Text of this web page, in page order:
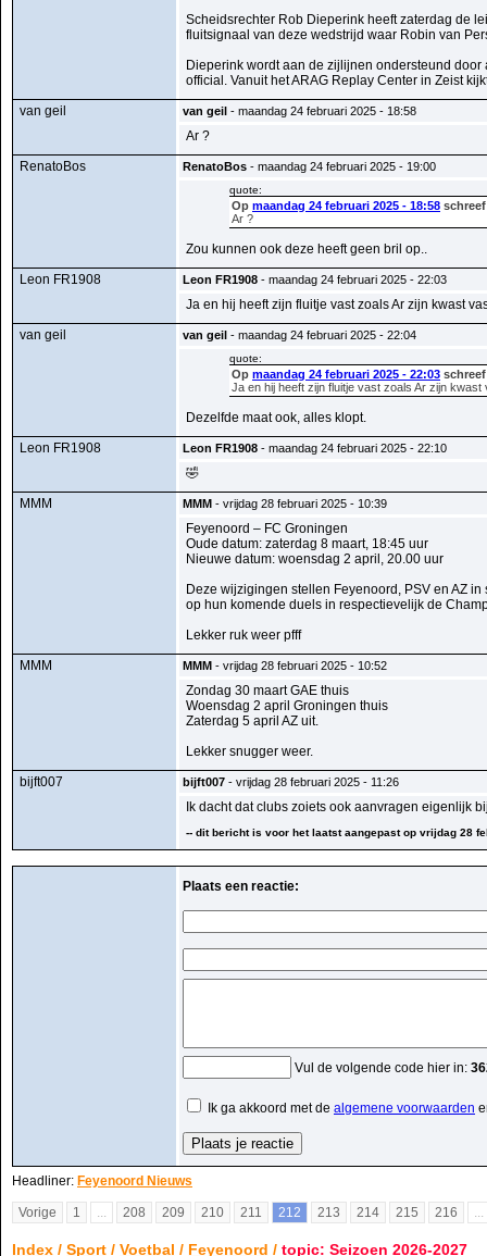
Scheidsrechter Rob Dieperink heeft zaterdag de
fluitsignaal van deze wedstrijd waar Robin van
Dieperink wordt aan de zijlijnen ondersteund
official. Vanuit het ARAG Replay Center in Zeist
van geil
van geil - maandag 24 februari 2025 - 18:58
Ar ?
RenatoBos
RenatoBos - maandag 24 februari 2025 - 19:00
quote:
Op maandag 24 februari 2025 - 18:58
Ar ?
Zou kunnen ook deze heeft geen bril op..
Leon FR1908
Leon FR1908 - maandag 24 februari 2025 - 22:03
Ja en hij heeft zijn fluitje vast zoals Ar zijn kwast
van geil
van geil - maandag 24 februari 2025 - 22:04
quote:
Op maandag 24 februari 2025 - 22:03
Ja en hij heeft zijn fluitje vast zoals Ar zijn kwast
Dezelfde maat ook, alles klopt.
Leon FR1908
Leon FR1908 - maandag 24 februari 2025 - 22:10
🤣
MMM
MMM - vrijdag 28 februari 2025 - 10:39
Feyenoord – FC Groningen
Oude datum: zaterdag 8 maart, 18:45 uur
Nieuwe datum: woensdag 2 april, 20.00 uur
Deze wijzigingen stellen Feyenoord, PSV en AZ
op hun komende duels in respectievelijk de
Lekker ruk weer pfff
MMM
MMM - vrijdag 28 februari 2025 - 10:52
Zondag 30 maart GAE thuis
Woensdag 2 april Groningen thuis
Zaterdag 5 april AZ uit.
Lekker snugger weer.
bijft007
bijft007 - vrijdag 28 februari 2025 - 11:26
Ik dacht dat clubs zoiets ook aanvragen eigenlijk
-- dit bericht is voor het laatst aangepast op vrijdag 28
Plaats een reactie:
Vul de volgende code hier in:
Ik ga akkoord met de algemene voorwaarden
Headliner: Feyenoord Nieuws
Vorige 1 ... 208 209 210 211 212 213 214 215 216 ...
Index / Sport / Voetbal / Feyenoord / topic: Seizoen 2026-2027